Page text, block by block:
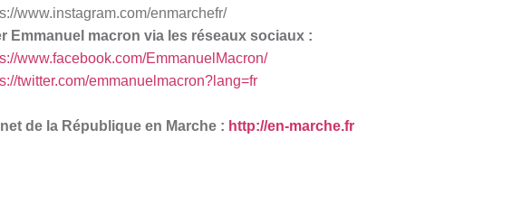
www.instagram.com/enmarchefr/
Emmanuel macron via les réseaux sociaux :
www.facebook.com/EmmanuelMacron/
twitter.com/emmanuelmacron?lang=fr
de la République en Marche : http://en-marche.fr